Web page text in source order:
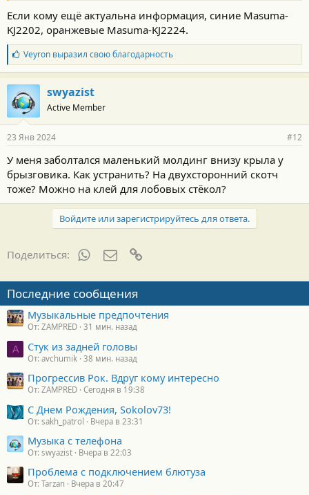
Если кому ещё актуальна информация, синие Masuma-
KJ2202, оранжевые Masuma-KJ2224.
Б
л
а
г
о
д
а
н
с
т
и
Veyronвыразил свою благодарность
swyazist
Active Member
23 Янв 2024 #12
У меня заболтался маленький молдинг внизу крыла у
брызговика. Как устранить? На двухсторонний скотч
тоже? Можно на клей для лобовых стёкол?
Войдите или зарегистрируйтесь для ответа.
Поделиться: WhatsAppЭлектронная почта
Последние сообщения
Музыкальные предпочтения
От: ZAMPRED 31 мин. назад
A Стук из задней головы
От: avchumik 38 мин. назад
Прогрессив Рок. Вдруг кому интересно
От: ZAMPRED Сегодня в 19:38
С Днем Рождения, Sokolov73!
От: sakh_patrol Вчера в 23:31
Музыка с телефона
От: swyazist Вчера в 22:03
Проблема с подключением блютуза
От: Tarzan Вчера в 20:47